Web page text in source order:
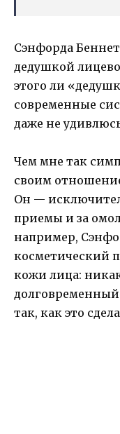
Сэнфорда
дедушкой
этого ли
современные
даже не
Чем мне так
своим
Он —
приемы и за
например,
косметический
кожи лица:
так, как это